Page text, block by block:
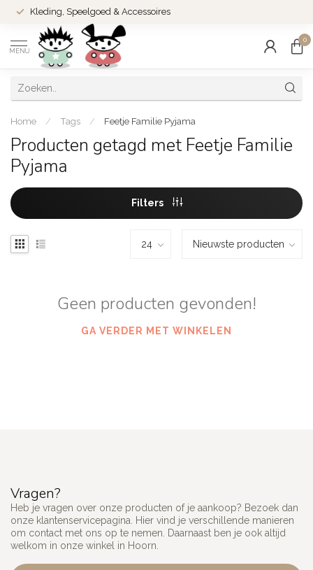
Kleding, Speelgoed & Accessoires
MENU
0
Home / Tags / Feetje Familie Pyjama
Producten getagd met Feetje Familie
Pyjama
Filters
Geen producten gevonden!
GA VERDER MET WINKELEN
Vragen?
Heb je vragen over onze producten of je aankoop? Bezoek dan
onze klantenservicepagina. Hier vind je verschillende manieren
om contact met ons op te nemen. Daarnaast ben je ook altijd
welkom in onze winkel in Hoorn.